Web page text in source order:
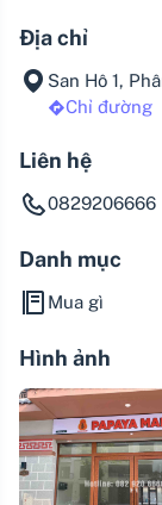
Địa chỉ
San Hô 1,
Chỉ đường
Liên hệ
0829206666
Danh mục
Mua gì
Hình ảnh